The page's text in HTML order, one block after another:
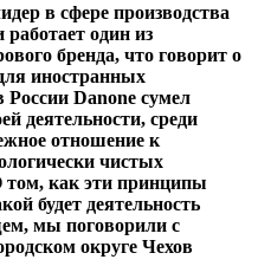
в сфере производства
один из
бренда, что говорит о
иностранных
России Danone сумел
деятельности, среди
отношение к
чистых
том, как эти принципы
будет деятельность
мы поговорили с
округе Чехов